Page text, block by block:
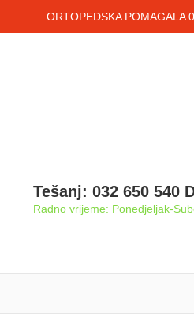
ORTOPEDSKA POMAGALA
Tešanj: 032 650 540
Radno vrijeme: Ponedjeljak-